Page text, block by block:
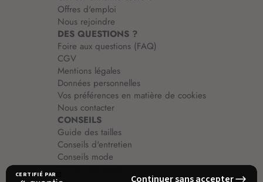
Offres d'emploi
Nous rejoindre
DES QUESTIONS ?
Foire aux questions (FAQ)
CGV
Mentions légales
Données personnelles
Vos préférences en matière de cookies
Nous contacter
CONSEILS
Guide des tailles
Conseils d'entretien
Conseils mode
Guide vêtements